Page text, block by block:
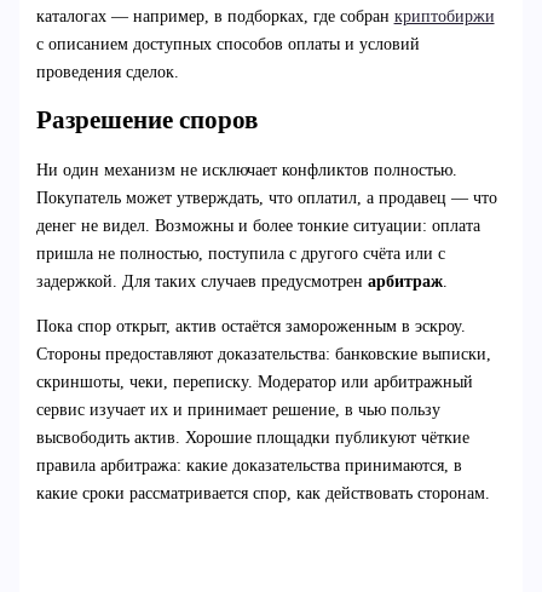
каталогах — например, в подборках, где собран криптобиржи
с описанием доступных способов оплаты и условий
проведения сделок.
Разрешение споров
Ни один механизм не исключает конфликтов полностью.
Покупатель может утверждать, что оплатил, а продавец — что
денег не видел. Возможны и более тонкие ситуации: оплата
пришла не полностью, поступила с другого счёта или с
задержкой. Для таких случаев предусмотрен арбитраж.
Пока спор открыт, актив остаётся замороженным в эскроу.
Стороны предоставляют доказательства: банковские выписки,
скриншоты, чеки, переписку. Модератор или арбитражный
сервис изучает их и принимает решение, в чью пользу
высвободить актив. Хорошие площадки публикуют чёткие
правила арбитража: какие доказательства принимаются, в
какие сроки рассматривается спор, как действовать сторонам.